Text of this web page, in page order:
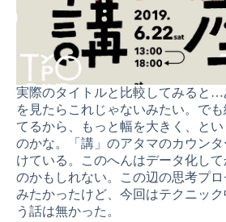
実際のタイトルと比較してみると…
を見たらこれじゃないみたい。で
てるから、もっと幅を大きく、と
のかな。「講」のアタマのカウン
けている。このへんはデータ化し
のかもしれない。この辺の思考プ
みたかったけど、今回はテクニッ
う話は無かった。